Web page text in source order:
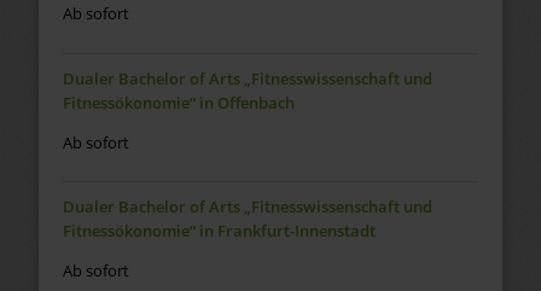
Ab sofort
Dualer Bachelor of Arts „Fitnesswissenschaft und
Fitnessökonomie“ in Offenbach
Ab sofort
Dualer Bachelor of Arts „Fitnesswissenschaft und
Fitnessökonomie“ in Frankfurt-Innenstadt
Ab sofort